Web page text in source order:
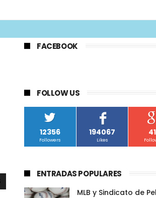
FACEBOOK
FOLLOW US
12356
Followers
194067
Likes
ENTRADAS POPULARES
MLB y Sindicato de